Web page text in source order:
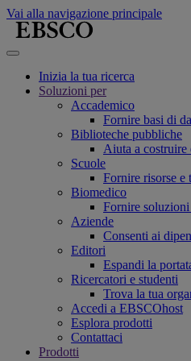
Vai alla navigazione principale
Inizia la tua ricerca
Soluzioni per
Accademico
Fornire basi di
Biblioteche pubbliche
Aiuta a costruire
Scuole
Fornire risorse e
Biomedico
Fornire soluzioni
Aziende
Consenti ai
Editori
Espandi la
Ricercatori e studenti
Trova la tua
Accedi a EBSCOhost
Esplora prodotti
Contattaci
Prodotti